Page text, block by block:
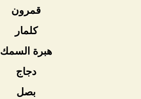
قمرون
كلمار
هبرة السمك
دجاج
بصل